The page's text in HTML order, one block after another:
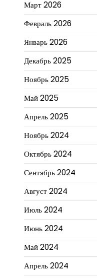
Март 2026
Февраль 2026
Январь 2026
Декабрь 2025
Ноябрь 2025
Май 2025
Апрель 2025
Ноябрь 2024
Октябрь 2024
Сентябрь 2024
Август 2024
Июль 2024
Июнь 2024
Май 2024
Апрель 2024